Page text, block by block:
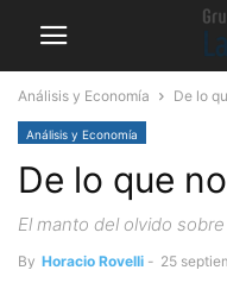
Análisis y Economía De lo
Análisis y Economía
De lo que
El manto del olvido
By Horacio Rovelli - 25